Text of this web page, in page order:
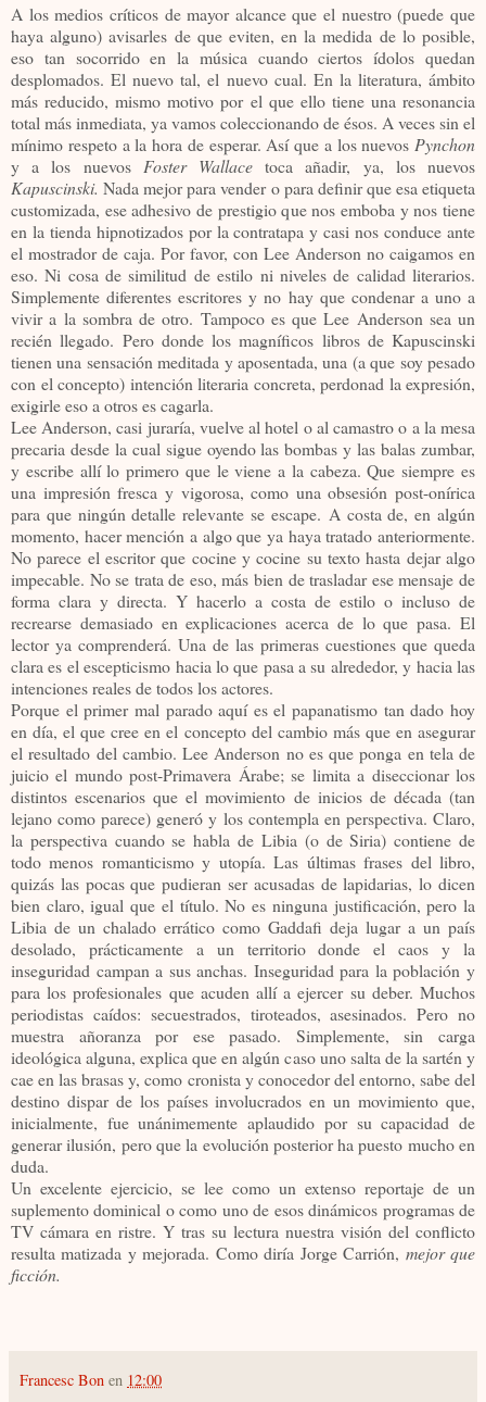
A los medios críticos de mayor alcance que el nuestro (puede que
haya alguno) avisarles de que eviten, en la medida de lo posible,
eso tan socorrido en la música cuando ciertos ídolos quedan
desplomados. El nuevo tal, el nuevo cual. En la literatura, ámbito
más reducido, mismo motivo por el que ello tiene una resonancia
total más inmediata, ya vamos coleccionando de ésos. A veces sin el
mínimo respeto a la hora de esperar. Así que a los nuevos Pynchon
y a los nuevos Foster Wallacetoca añadir, ya, los nuevos
Kapuscinski.Nada mejor para vender o para definir que esa etiqueta
customizada, ese adhesivo de prestigio que nos emboba y nos tiene
en la tienda hipnotizados por la contratapa y casi nos conduce ante
el mostrador de caja. Por favor, con Lee Anderson no caigamos en
eso. Ni cosa de similitud de estilo ni niveles de calidad literarios.
Simplemente diferentes escritores y no hay que condenar a uno a
vivir a la sombra de otro. Tampoco es que Lee Anderson sea un
recién llegado. Pero donde los magníficos libros de Kapuscinski
tienen una sensación meditada y aposentada, una (a que soy pesado
con el concepto) intención literaria concreta, perdonad la expresión,
exigirle eso a otros es cagarla.
Lee Anderson, casi juraría, vuelve al hotel o al camastro o a la mesa
precaria desde la cual sigue oyendo las bombas y las balas zumbar,
y escribe allí lo primero que le viene a la cabeza. Que siempre es
una impresión fresca y vigorosa, como una obsesión post-onírica
para que ningún detalle relevante se escape. A costa de, en algún
momento, hacer mención a algo que ya haya tratado anteriormente.
No parece el escritor que cocine y cocine su texto hasta dejar algo
impecable. No se trata de eso, más bien de trasladar ese mensaje de
forma clara y directa. Y hacerlo a costa de estilo o incluso de
recrearse demasiado en explicaciones acerca de lo que pasa. El
lector ya comprenderá. Una de las primeras cuestiones que queda
clara es el escepticismo hacia lo que pasa a su alrededor, y hacia las
intenciones reales de todos los actores.
Porque el primer mal parado aquí es el papanatismo tan dado hoy
en día, el que cree en el concepto del cambio más que en asegurar
el resultado del cambio. Lee Anderson no es que ponga en tela de
juicio el mundo post-Primavera Árabe; se limita a diseccionar los
distintos escenarios que el movimiento de inicios de década (tan
lejano como parece) generó y los contempla en perspectiva. Claro,
la perspectiva cuando se habla de Libia (o de Siria) contiene de
todo menos romanticismo y utopía. Las últimas frases del libro,
quizás las pocas que pudieran ser acusadas de lapidarias, lo dicen
bien claro, igual que el título. No es ninguna justificación, pero la
Libia de un chalado errático como Gaddafi deja lugar a un país
desolado, prácticamente a un territorio donde el caos y la
inseguridad campan a sus anchas. Inseguridad para la población y
para los profesionales que acuden allí a ejercer su deber. Muchos
periodistas caídos: secuestrados, tiroteados, asesinados. Pero no
muestra añoranza por ese pasado. Simplemente, sin carga
ideológica alguna, explica que en algún caso uno salta de la sartén y
cae en las brasas y, como cronista y conocedor del entorno, sabe del
destino dispar de los países involucrados en un movimiento que,
inicialmente, fue unánimemente aplaudido por su capacidad de
generar ilusión, pero que la evolución posterior ha puesto mucho en
duda.
Un excelente ejercicio, se lee como un extenso reportaje de un
suplemento dominical o como uno de esos dinámicos programas de
TV cámara en ristre. Y tras su lectura nuestra visión del conflicto
resulta matizada y mejorada. Como diría Jorge Carrión, mejor que
ficción.
Francesc Bon en 12:00